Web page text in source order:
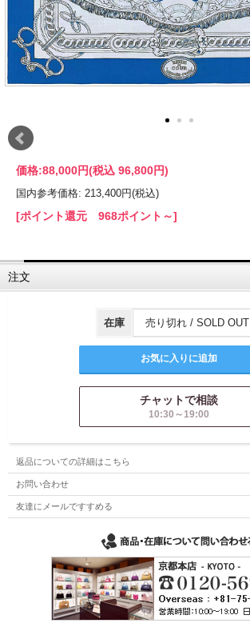
価格:88,000円(税込 96,800円)
国内参考価格: 213,400円(税込)
[ポイント還元 968ポイント～]
注文
在庫 売り切れ / SOLD OUT
チャットで相談
10:30～19:00
返品についての詳細はこちら
お問い合わせ
友達にメールですすめる